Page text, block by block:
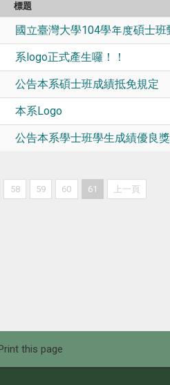
標題
國立臺灣大學104學年度碩士
系logo正式產生囉！！
公告本系碩士班成績抵免規定
本系Logo
公告本系學士班學生成績優良
58 59 60 61 上一頁
this page